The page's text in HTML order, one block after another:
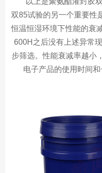
双85试验的另一个重要性
恒温恒湿环境下性能的衰
600H之后没有上述异常
步筛选。性能衰减率越小
电子产品的使用时间和